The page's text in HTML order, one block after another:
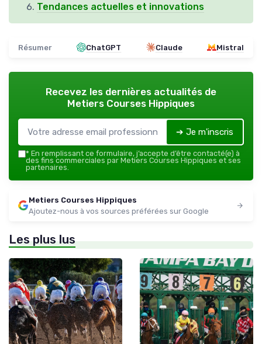
Tendances actuelles et innovations
Résumer ChatGPT Claude Mistral
Recevez les dernières actualités de
Metiers Courses Hippiques
➔ Je m'inscris
* En remplissant ce formulaire, j’accepte d’être contacté(e) à
des fins commerciales par Metiers Courses Hippiques et ses
partenaires.
Metiers Courses Hippiques
Ajoutez-nous à vos sources préférées sur Google
Les plus lus